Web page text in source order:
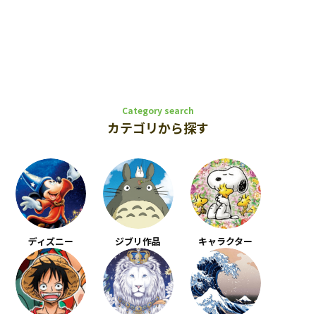
Category search
カテゴリから探す
ディズニー ジブリ作品 キャラクター